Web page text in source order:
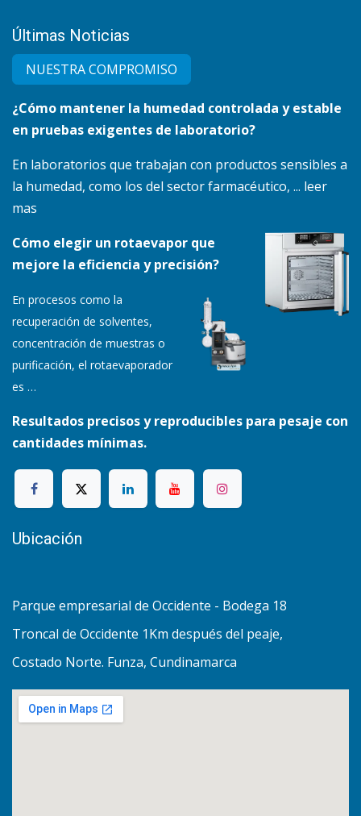
Últimas Noticias
NUESTRA COMPRO​MISO
¿Cómo mantener la humedad controlada y estable
en pruebas exigentes de laboratorio?
En laboratorios que trabajan con productos sensibles a
la humedad, como los del sector farmacéutico, ... leer
mas
Cómo elegir un rotaevapor que
mejore la eficiencia y precisión?
En procesos como la
recuperación de solventes,
concentración de muestras o
purificación, el rotaevaporador
es …
Resultados precisos y reproducibles para pesaje con
cantidades mínimas.
Ubicación
Parque empresarial de Occidente - Bodega 18
Troncal de Occidente 1Km después del peaje,
Costado Norte. Funza, Cundinamarca